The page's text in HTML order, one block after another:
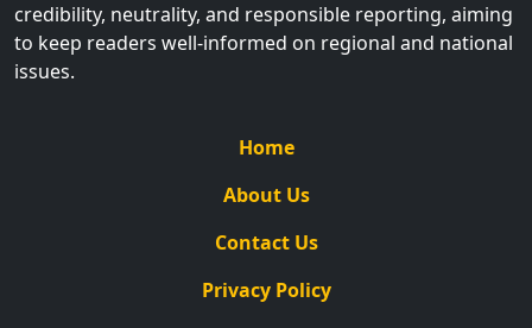
credibility, neutrality, and responsible reporting, aiming
to keep readers well-informed on regional and national
issues.
Home
About Us
Contact Us
Privacy Policy